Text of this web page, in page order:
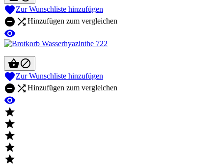
Zur Wunschliste hinzufügen
  Hinzufügen zum vergleichen


Zur Wunschliste hinzufügen
  Hinzufügen zum vergleichen





